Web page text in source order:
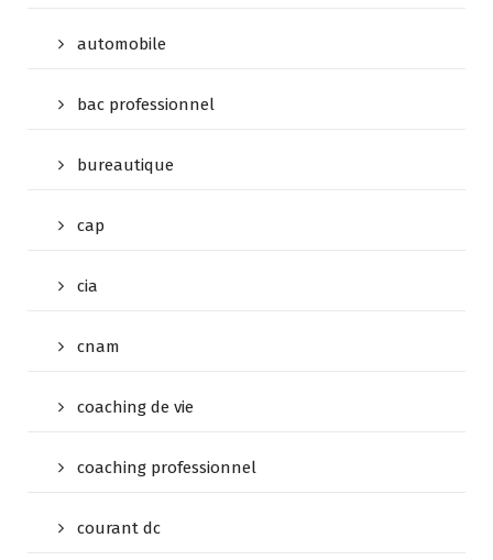
automobile
bac professionnel
bureautique
cap
cia
cnam
coaching de vie
coaching professionnel
courant dc